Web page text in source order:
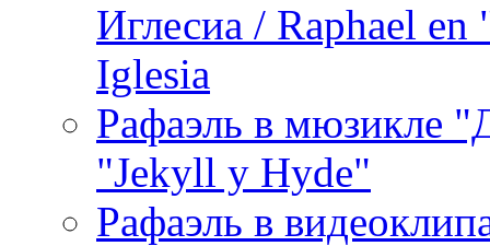
Иглесиа / Raphael
Iglesia
Рафаэль в мюзикле
"Jekyll y Hyde"
Рафаэль в